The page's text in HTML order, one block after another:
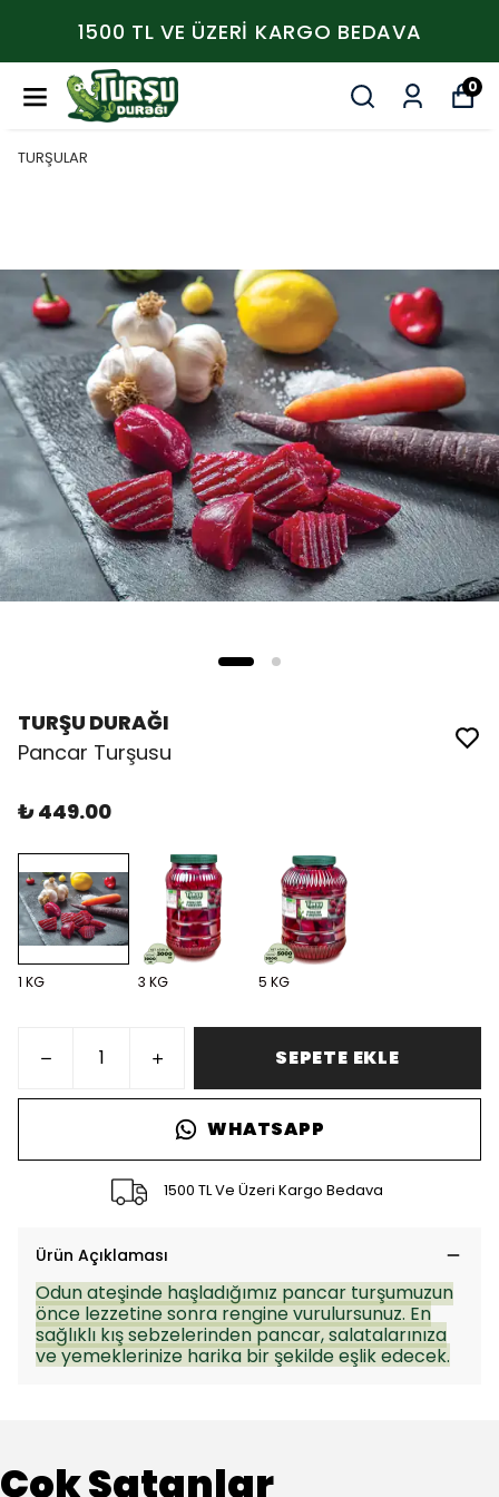
1500 TL VE ÜZERİ KARGO BEDAVA
0
TURŞULAR
TURŞU DURAĞI
Pancar Turşusu
₺ 449.00
1 KG 3 KG 5 KG
SEPETE EKLE
WHATSAPP
1500 TL Ve Üzeri Kargo Bedava
Ürün Açıklaması
Odun ateşinde haşladığımız pancar turşumuzun
önce lezzetine sonra rengine vurulursunuz. En
sağlıklı kış sebzelerinden pancar, salatalarınıza
ve yemeklerinize harika bir şekilde eşlik edecek.
Çok Satanlar